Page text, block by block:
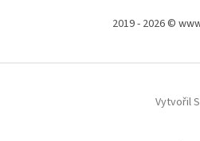
2019 - 2026 ©
Vytvořil